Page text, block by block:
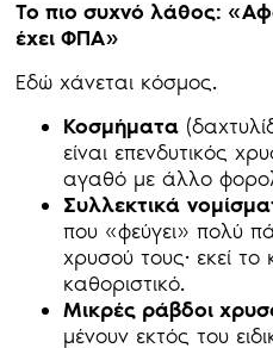
Το πιο συχνό λάθος:
έχει ΦΠΑ»
Εδώ χάνεται κόσμος.
Κοσμήματα
είναι επενδυτικός
αγαθό με άλλο
Συλλεκτικά
που «φεύγει» πολύ
χρυσού τους· εκεί το
καθοριστικό.
Μικρές ράβδοι
μένουν εκτός του